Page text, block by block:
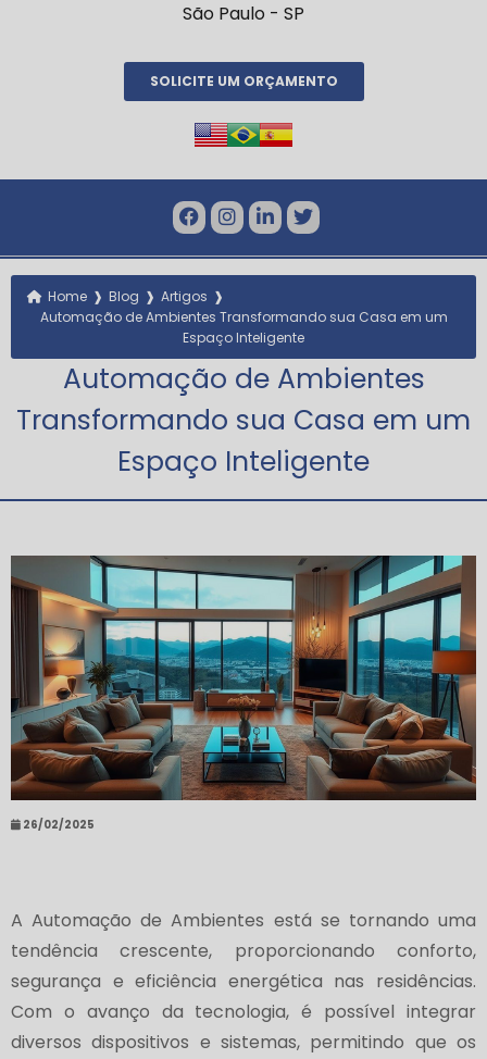
São Paulo - SP
SOLICITE UM ORÇAMENTO
Home ❱ Blog ❱ Artigos ❱
Automação de Ambientes Transformando sua Casa em um
Espaço Inteligente
Automação de Ambientes
Transformando sua Casa em um
Espaço Inteligente
26/02/2025
A Automação de Ambientes está se tornando uma
tendência crescente, proporcionando conforto,
segurança e eficiência energética nas residências.
Com o avanço da tecnologia, é possível integrar
diversos dispositivos e sistemas, permitindo que os